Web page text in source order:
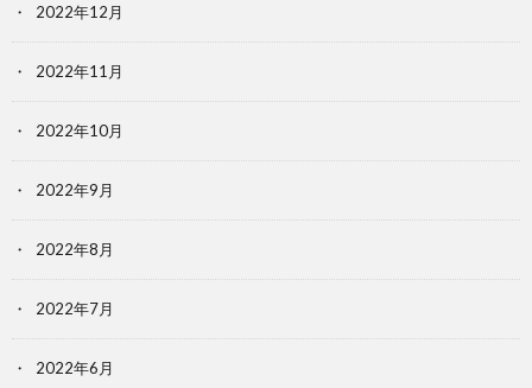
2022年12月
2022年11月
2022年10月
2022年9月
2022年8月
2022年7月
2022年6月